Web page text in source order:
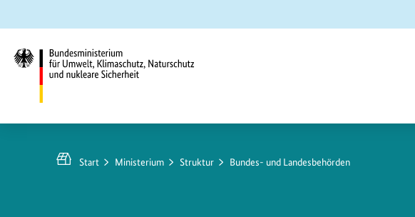
Hauptinhalt
springen
Suche
springen
Hauptnavigation
springen
Umwelt,
Klimaschutz,
Start Ministerium Struktur Bundes- und Landesbehörden